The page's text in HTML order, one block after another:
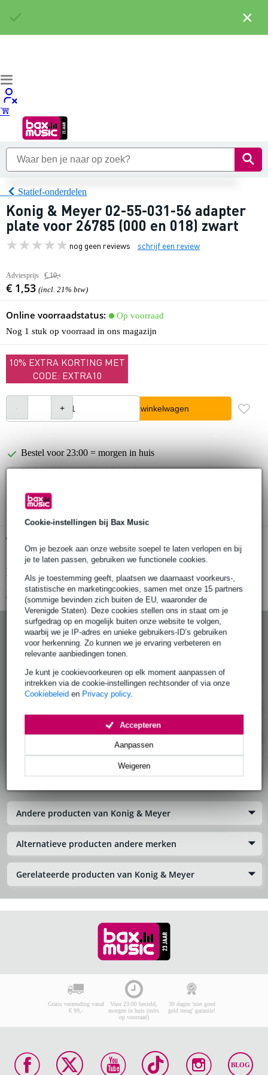
Cookie-instellingen bij Bax Music
Om je bezoek aan onze website soepel te laten verlopen en bij
je te laten passen, gebruiken we functionele cookies.
Als je toestemming geeft, plaatsen we daarnaast voorkeurs-,
statistische en marketingcookies, samen met onze 15 partners
(sommige bevinden zich buiten de EU, waaronder de
Verenigde Staten). Deze cookies stellen ons in staat om je
surfgedrag op en mogelijk buiten onze website te volgen,
waarbij we je IP-adres en unieke gebruikers-ID’s gebruiken
voor herkenning. Zo kunnen we je ervaring verbeteren en
relevante aanbiedingen tonen.
Je kunt je cookievoorkeuren op elk moment aanpassen of
intrekken via de cookie-instellingen rechtsonder of via onze
Cookiebeleid en Privacy policy.
Weigeren
Aanpassen
Accepteren
Statief-onderdelen
Konig & Meyer 02-55-031-56 adapter
plate voor 26785 (000 en 018) zwart
nog geen reviews schrijf een review
Adviesprijs € 10,-
€ 1,53 (incl. 21% btw)
Online voorraadstatus:
Op voorraad
Nog 1 stuk op voorraad in ons magazijn
10% EXTRA KORTING MET
CODE: EXTRA10
In winkelwagen
Bestel voor 23:00 = morgen in huis
30 dagen 'niet goed geld terug' garantie
3 jaar Bax Music garantie
Productinformatie
Bekijk alle productspecificaties
Konig & Meyer 02-55-031-56 adapter plate voor
26785 (000 en 018) zwart
Artikelnr: OND-02-55-031-56
Productinformatie
Reviews (0)
Andere producten van Konig & Meyer
Alternatieve producten andere merken
Gerelateerde producten van Konig & Meyer
Gratis verzending vanaf
€ 99,-
Voor 23:00 besteld,
morgen in huis (mits
op voorraad)
30 dagen 'niet goed
geld terug' garantie!
BLOG
×